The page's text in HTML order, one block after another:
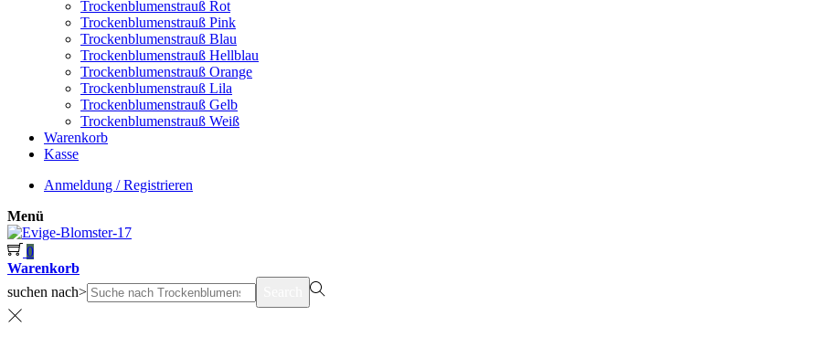
Trockenblumenstrauß Rot
Trockenblumenstrauß Pink
Trockenblumenstrauß Blau
Trockenblumenstrauß Hellblau
Trockenblumenstrauß Orange
Trockenblumenstrauß Lila
Trockenblumenstrauß Gelb
Trockenblumenstrauß Weiß
Warenkorb
Kasse
Anmeldung / Registrieren
Menü
0
Warenkorb
suchen nach>